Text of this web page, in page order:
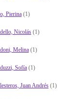
Pierina(1)
Nicolás(1)
Melina(1)
Sofía(1)
Juan Andrés(1)